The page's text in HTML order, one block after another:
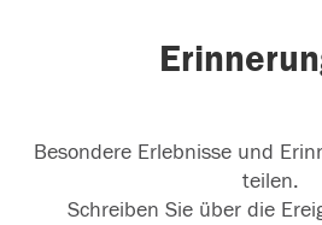
Besondere Erlebnisse und
teilen.
Schreiben Sie über die